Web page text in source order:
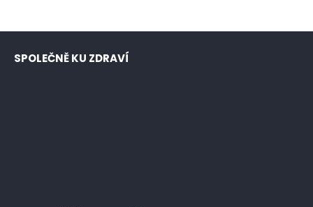
SPOLEČNĚ KU ZDRAVÍ